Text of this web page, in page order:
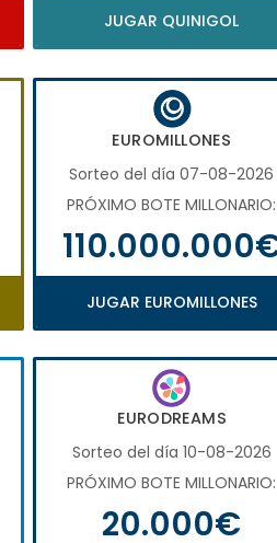
JUGAR QUINIGOL
EUROMILLONES
Sorteo del día 07-08-2026
PRÓXIMO BOTE MILLONARIO:
JUGAR EUROMILLONES
EURODREAMS
Sorteo del día 10-08-2026
PRÓXIMO BOTE MILLONARIO:
20.000€